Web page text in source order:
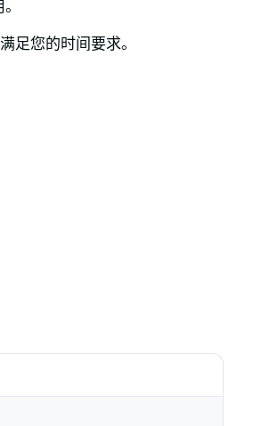
足您的时间要求。